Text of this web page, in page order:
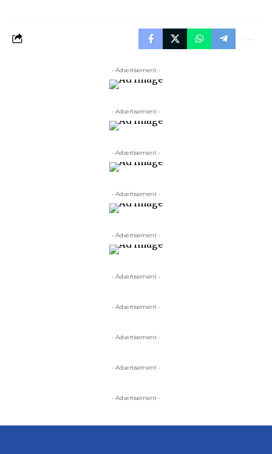
- Advertisement -
- Advertisement -
- Advertisement -
- Advertisement -
- Advertisement -
- Advertisement -
- Advertisement -
- Advertisement -
- Advertisement -
- Advertisement -